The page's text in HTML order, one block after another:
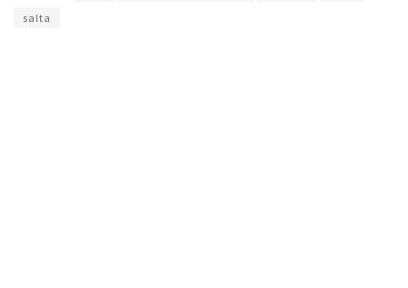
salta